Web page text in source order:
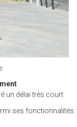
un délai très court.
ses fonctionnalités :